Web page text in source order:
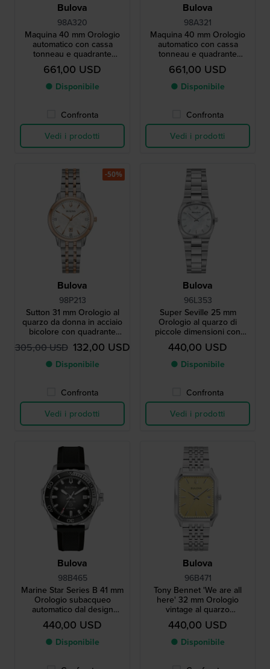
Bulova
98A320
Maquina 40 mm Orologio
automatico con cassa
tonneau e quadrante
scheletrato
661,00 USD
● Disponibile
Confronta
Vedi i prodotti
Bulova
98A321
Maquina 40 mm Orologio
automatico con cassa
tonneau e quadrante
scheletrato
661,00 USD
● Disponibile
Confronta
Vedi i prodotti
Bulova
98P213
Sutton 31 mm Orologio al
quarzo da donna in acciaio
bicolore con quadrante
MOP
305,00 USD 132,00 USD
● Disponibile
Confronta
Vedi i prodotti
-50%
Bulova
96L353
Super Seville 25 mm
Orologio al quarzo di
piccole dimensioni con
lunetta scanalata e
quadrante MOP
440,00 USD
● Disponibile
Confronta
Vedi i prodotti
Bulova
98B465
Marine Star Series B 41 mm
Orologio subacqueo
automatico dal design
moderno con data
440,00 USD
● Disponibile
Bulova
96B471
Tony Bennet 'We are all
here' 32 mm Orologio
vintage al quarzo
rettangolare in acciaio
inossidabile in edizione
speciale
440,00 USD
● Disponibile